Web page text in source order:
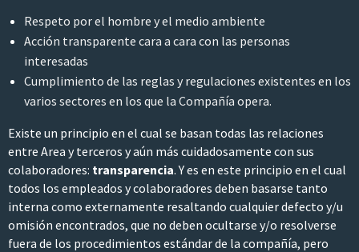
Respeto por el hombre y el medio ambiente
Acción transparente cara a cara con las personas
interesadas
Cumplimiento de las reglas y regulaciones existentes en los
varios sectores en los que la Compañía opera.
Existe un principio en el cual se basan todas las relaciones
entre Area y terceros y aún más cuidadosamente con sus
colaboradores: transparencia. Y es en este principio en el cual
todos los empleados y colaboradores deben basarse tanto
interna como externamente resaltando cualquier defecto y/u
omisión encontrados, que no deben ocultarse y/o resolverse
fuera de los procedimientos estándar de la compañía, pero